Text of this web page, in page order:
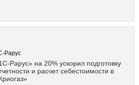
Рарус
Рарус» на 20% ускорил подготовку
и расчет себестоимости в